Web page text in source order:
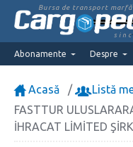
Bursa de transport marfă
Abonamente Despre
Acasă
Listă
FASTTUR
İHRACAT LİMİTED